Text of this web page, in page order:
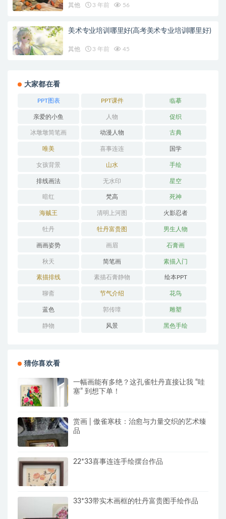
其他 3 年前 56
美术专业培训哪里好(高考美术专业培训哪里好)
其他 3 年前 45
大家都在看
PPT图表 PPT课件 临摹
亲爱的小鱼 人物 促织
冰墩墩简笔画 动漫人物 古典
唯美 喜事连连 国学
女孩背景 山水 手绘
排线画法 无水印 星空
暗红 梵高 死神
海贼王 清明上河图 火影忍者
牡丹 牡丹富贵图 男生人物
画画姿势 画眉 石膏画
秋天 简笔画 素描入门
素描排线 素描石膏静物 绘本PPT
聊斋 节气介绍 花鸟
蓝色 郭传璋 雕塑
静物 风景 黑色手绘
猜你喜欢看
一幅画能有多绝？这孔雀牡丹直接让我 “哇
塞” 到想下单！
赏画 | 傲雀寒枝：治愈与力量交织的艺术臻
品
22*33喜事连连手绘摆台作品
33*33带实木画框的牡丹富贵图手绘作品